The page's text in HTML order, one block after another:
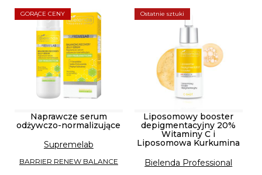
GORĄCE CENY
Naprawcze serum
odżywczo-normalizujące
Supremelab
BARRIER RENEW BALANCE
Ostatnie sztuki
Liposomowy booster
depigmentacyjny 20%
Witaminy C i
Liposomowa Kurkumina
Bielenda Professional